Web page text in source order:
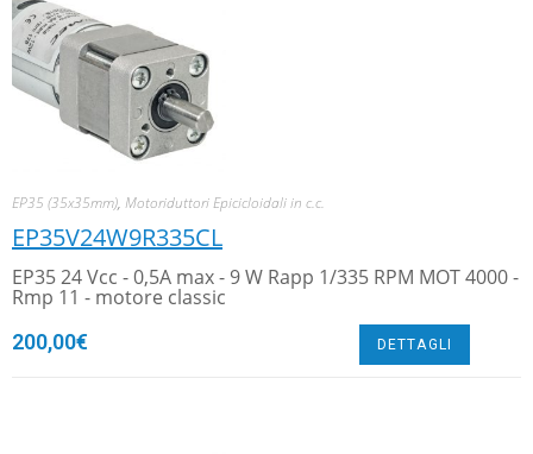
EP35 (35x35mm), Motoriduttori Epicicloidali in c.c.
EP35V24W9R335CL
EP35 24 Vcc - 0,5A max - 9 W Rapp 1/335 RPM MOT 4000 -
Rmp 11 - motore classic
200,00€ DETTAGLI